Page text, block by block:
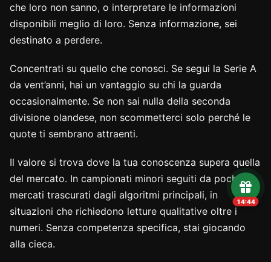
che loro non sanno, o interpretare le informazioni
disponibili meglio di loro. Senza informazione, sei
destinato a perdere.
Concentrati su quello che conosci. Se segui la Serie A
da vent’anni, hai un vantaggio su chi la guarda
occasionalmente. Se non sai nulla della seconda
divisione olandese, non scommetterci solo perché le
quote ti sembrano attraenti.
Il valore si trova dove la tua conoscenza supera quella
del mercato. In campionati minori seguiti da pochi, in
mercati trascurati dagli algoritmi principali, in
situazioni che richiedono letture qualitative oltre i
numeri. Senza competenza specifica, stai giocando
alla cieca.
14:43